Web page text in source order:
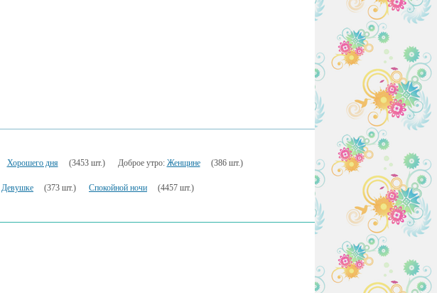
Хорошего дня (3453 шт.) Доброе утро: Женщине (386 шт.)
Девушке (373 шт.) Спокойной ночи (4457 шт.)